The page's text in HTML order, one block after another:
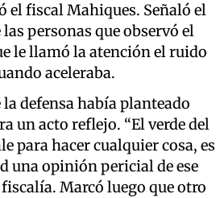
el fiscal Mahiques. Señaló el
personas que observó el
le llamó la atención el ruido
aceleraba.
defensa había planteado
un acto reflejo. “El verde del
para hacer cualquier cosa, es
una opinión pericial de ese
Marcó luego que otro